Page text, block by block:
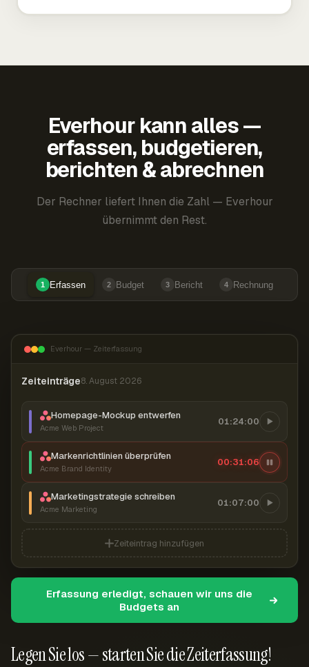
Everhour kann alles —
erfassen, budgetieren,
berichten & abrechnen
Der Rechner liefert Ihnen die Zahl — Everhour
übernimmt den Rest.
1 Erfassen 2 Budget 3 Bericht 4 Rechnung
Legen Sie los — starten Sie die Zeiterfassung!
Everhour — Zeiterfassung
Zeiteinträge8. August 2026
Homepage-Mockup entwerfen
Acme Web Project
01:24:00
Markenrichtlinien überprüfen
Acme Brand Identity
00:31:07
Marketingstrategie schreiben
Acme Marketing
01:07:00
Zeiteintrag hinzufügen
Erfassung erledigt, schauen wir uns die
Budgets an